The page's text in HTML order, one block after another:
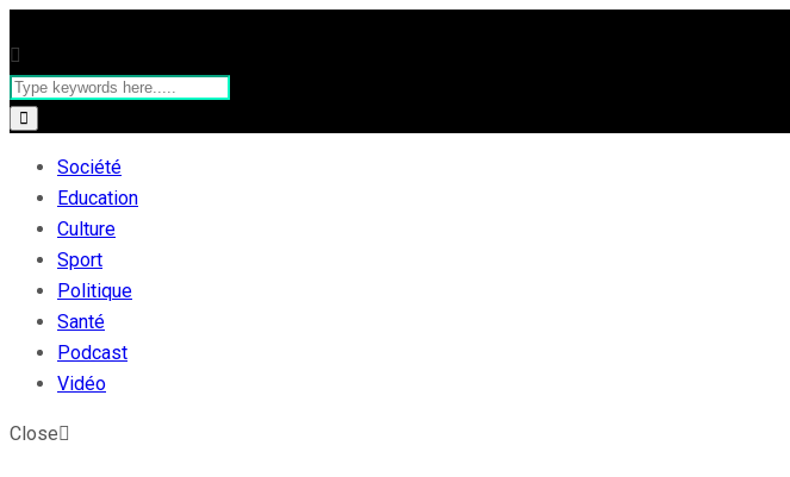
Société
Education
Culture
Sport
Politique
Santé
Podcast
Vidéo
Close